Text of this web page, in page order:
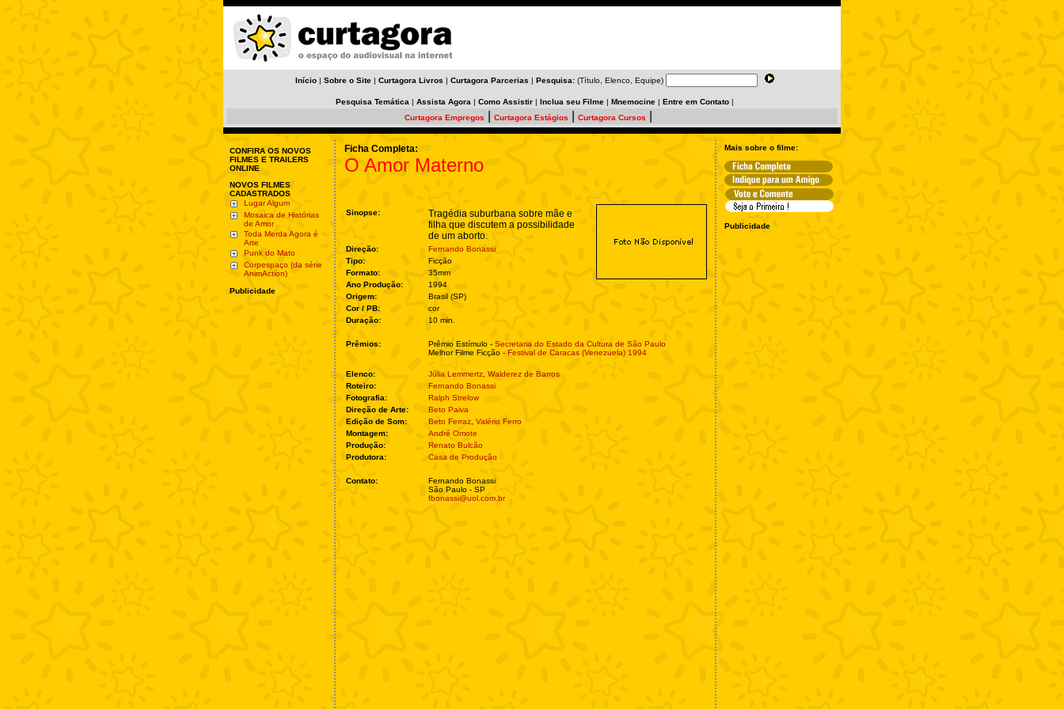
Início | Sobre o Site | Curtagora Livros | Curtagora Parcerias | Pesquisa: (Título, Elenco, Equipe)
Pesquisa Temática | Assista Agora | Como Assistir | Inclua seu Filme | Mnemocine | Entre em Contato |
Curtagora Empregos
Curtagora Estágios Curtagora Cursos
CONFIRA OS NOVOS
FILMES E TRAILERS
ONLINE
NOVOS FILMES
CADASTRADOS
Lugar Algum
Mosaica de Histórias
de Amor
Toda Merda Agora é
Arte
Punk do Mato
Corpespaço (da série
AnimAction)
Publicidade
Ficha Completa:
O Amor Materno
Sinopse:
Tragédia suburbana sobre mãe e
filha que discutem a possibilidade
de um aborto.
Direção:
Fernando Bonassi
Tipo:
Ficção
Formato:
35mm
Ano Produção:
1994
Origem:
Brasil (SP)
Cor / PB:
cor
Duração:
10 min.
Prêmios: Prêmio Estímulo - Secretaria do Estado da Cultura de São Paulo
Melhor Filme Ficção - Festival de Caracas (Venezuela) 1994
Elenco: Júlia Lemmertz Walderez de Barros
Roteiro:
Fernando Bonassi
Fotografia:
Ralph Strelow
Direção de Arte:
Beto Paiva
Edição de Som:
Beto Ferraz Valério Ferro
Montagem:
André Omote
Produção:
Renato Bulcão
Produtora:
Casa de Produção
Contato:
Fernando Bonassi
São Paulo - SP
fbonassi@uol.com.br
Mais sobre o filme:
Publicidade